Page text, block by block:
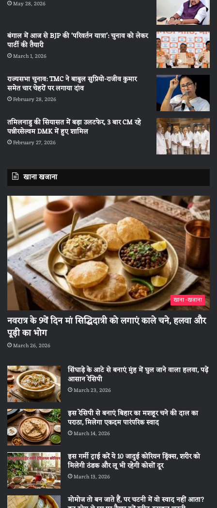
May 28, 2026
बंगाल में आज से BJP की ‘परिवर्तन यात्रा’: चुनाव को लेकर
पार्टी की तैयारी
March 1, 2026
राज्यसभा चुनाव: TMC ने बाबुल सुप्रियो-राजीव कुमार
समेत चार चेहरों पर लगाया दांव
February 28, 2026
तमिलनाडु की सियासत में बड़ा उलटफेर, 3 बार CM रहे
पन्नीरसेल्वम DMK में हुए शामिल
February 27, 2026
खाना खजाना
खाना -खजाना
नवरात्र के 9वें दिन मां सिद्धिदात्री को लगाएं काले चने, हलवा और
पूड़ी का भोग
March 26, 2026
सिंघाड़े के आटे से बनाएं मुंह में घुल जाने वाला हलवा, पढ़ें
आसान रेसिपी
March 23, 2026
इस रेसिपी से बनाएं बिहार का मशहूर चने की दाल का
पराठा, मिलेगा एकदम पारंपरिक स्वाद
March 14, 2026
इस गर्मी ट्राई करें ये 10 जादुई कोरियन ड्रिंक्स, शरीर को
मिलेगी ठंडक और लू भी रहेगी कोसों दूर
March 13, 2026
मोमोज तो बन जाते हैं, पर चटनी में वो स्वाद नहीं आता?